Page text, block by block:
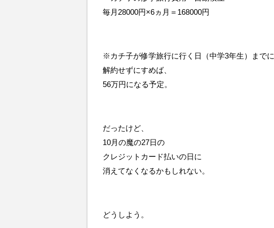
毎月28000円×6ヵ月＝168000円
※カチ子が修学旅行に行く日（中学3年生）までに
解約せずにすめば、
56万円になる予定。
だったけど、
10月の魔の27日の
クレジットカード払いの日に
消えてなくなるかもしれない。
どうしよう。